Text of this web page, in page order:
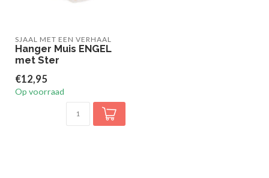
SJAAL MET EEN VERHAAL
Hanger Muis ENGEL
met Ster
€12,95
Op voorraad